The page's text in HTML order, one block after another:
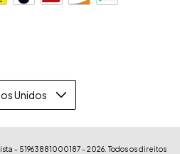
- 51963881000187 - 2026. Todos os direitos